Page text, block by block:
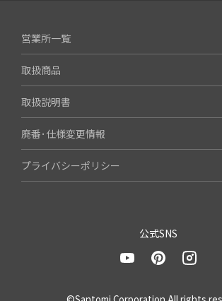
営業所一覧
取扱商品
取扱説明書
廃番･仕様変更情報
プライバシーポリシー
公式SNS